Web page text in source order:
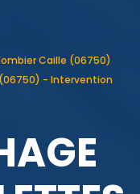
Caille (06750)
- Intervention